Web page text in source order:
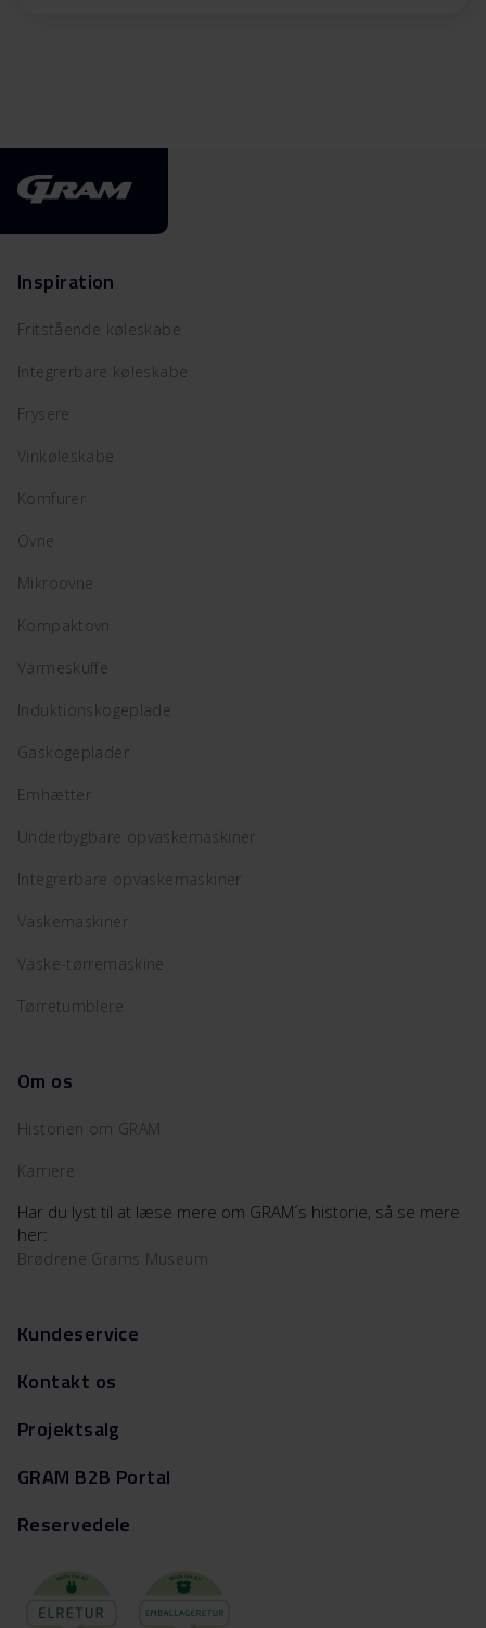
Inspiration
Fritstående køleskabe
Integrerbare køleskabe
Frysere
Vinkøleskabe
Komfurer
Ovne
Mikroovne
Kompaktovn
Varmeskuffe
Induktionskogeplade
Gaskogeplader
Emhætter
Underbygbare opvaskemaskiner
Integrerbare opvaskemaskiner
Vaskemaskiner
Vaske-tørremaskine
Tørretumblere
Om os
Historien om GRAM
Karriere
Har du lyst til at læse mere om GRAM´s historie, så se mere
her:
Brødrene Grams Museum
Kundeservice
Kontakt os
Projektsalg
GRAM B2B Portal
Reservedele